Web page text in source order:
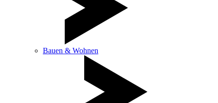
Bauen & Wohnen